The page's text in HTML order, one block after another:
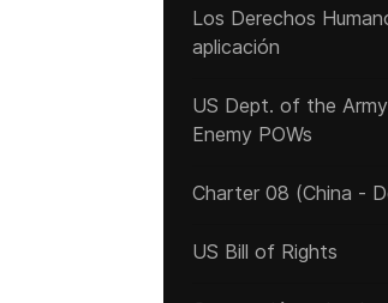
Los Derechos
aplicación
US Dept. of the
Enemy POWs
Charter 08 (China -
US Bill of Rights